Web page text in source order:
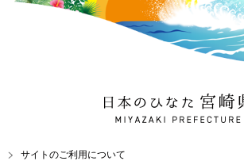
日本のひなた 宮崎県
MIYAZAKI PREFECTURE
サイトのご利用について